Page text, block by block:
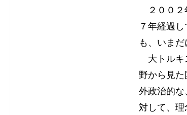
２００２
７年経過
も、いまだ
大トルキ
野から見
外政治的
対して、理